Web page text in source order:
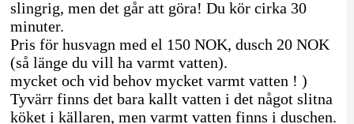
slingrig, men det går att göra! Du kör cirka 30
minuter.
Pris för husvagn med el 150 NOK, dusch 20 NOK
(så länge du vill ha varmt vatten).
mycket och vid behov mycket varmt vatten ! )
Tyvärr finns det bara kallt vatten i det något slitna
köket i källaren, men varmt vatten finns i duschen.